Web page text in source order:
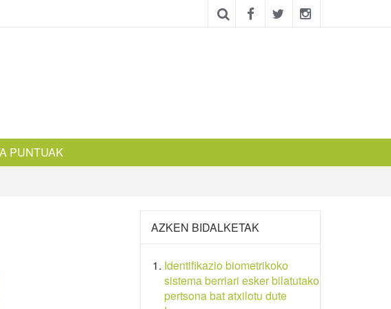
PUNTUAK
AZKEN BIDALKETAK
Identifikazio biometrikoko
sistema berriari esker bilatutako
pertsona bat atxilotu dute